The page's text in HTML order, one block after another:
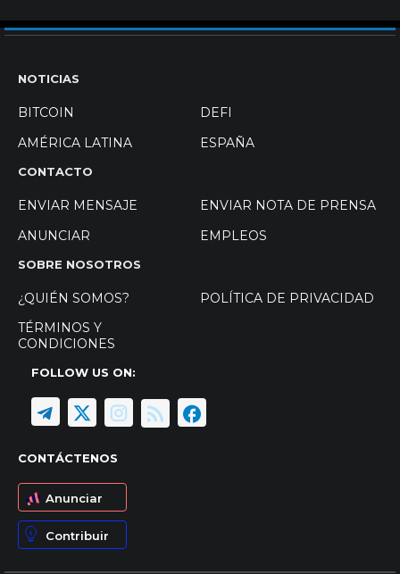
NOTICIAS
BITCOIN
DEFI
AMÉRICA LATINA
ESPAÑA
CONTACTO
ENVIAR MENSAJE
ENVIAR NOTA DE PRENSA
ANUNCIAR
EMPLEOS
SOBRE NOSOTROS
¿QUIÉN SOMOS?
POLÍTICA DE PRIVACIDAD
TÉRMINOS Y
CONDICIONES
FOLLOW US ON:
CONTÁCTENOS
Anunciar
Contribuir